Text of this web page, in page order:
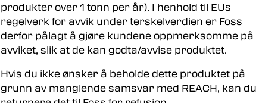
produkter over 1 tonn per år). I henhold til EUs
regelverk for avvik under terskelverdien er Foss
derfor pålagt å gjøre kundene oppmerksomme på
avviket, slik at de kan godta/avvise produktet.
Hvis du ikke ønsker å beholde dette produktet på
grunn av manglende samsvar med REACH, kan du